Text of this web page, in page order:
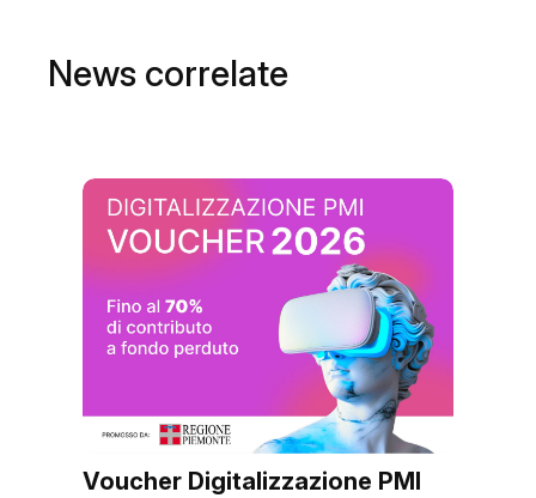
News correlate
Voucher Digitalizzazione PMI